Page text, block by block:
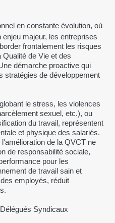
en constante évolution, où
majeur, les entreprises
frontalement les risques
de Vie et des
démarche proactive qui
stratégies de développement
le stress, les violences
sexuel, etc.), ou
du travail, représentent
et physique des salariés.
de la QVCT ne
de responsabilité sociale,
pour les
de travail sain et
employés, réduit
Syndicaux